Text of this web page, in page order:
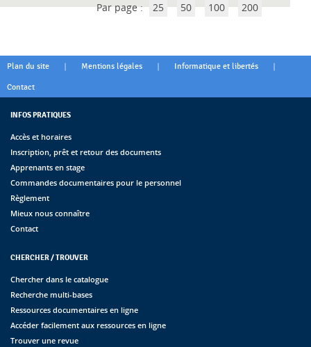
Par page : 25 50 100 200
Plan du site | Mentions légales | Informatique et libertés |
Contact
INFOS PRATIQUES
Accès et horaires
Inscription, prêt et retour des documents
Apprenants en stage
Commandes documentaires pour le personnel
Règlement
Mieux nous connaître
Contact
CHERCHER / TROUVER
Chercher dans le catalogue
Recherche multi-bases
Ressources documentaires en ligne
Accéder facilement aux ressources en ligne
Trouver une revue